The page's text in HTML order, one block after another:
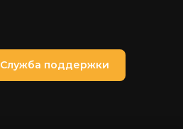
Служба поддержки